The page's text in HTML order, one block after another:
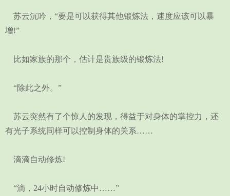
苏云沉吟，“要是可以获得其他锻炼法，速度应该可以暴
增!”
比如家族的那个，估计是贵族级的锻炼法!
“除此之外。”
苏云突然有了个惊人的发现，得益于对身体的掌控力，还
有光子系统同样可以控制身体的关系……
滴滴自动修炼!
“滴，24小时自动修炼中……”